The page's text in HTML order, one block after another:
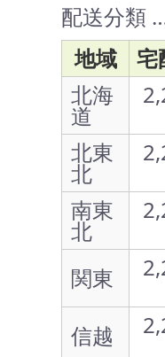
配送分類
地域
宅
北海
道
北東
北
南東
北
関東
信越